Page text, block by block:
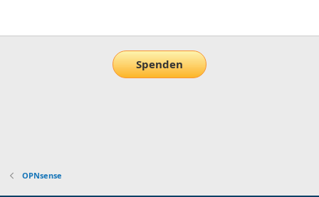
Spenden
OPNsense